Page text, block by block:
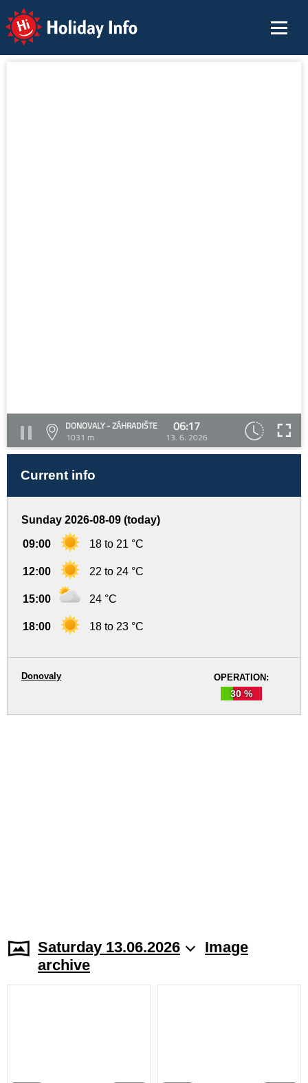
Holiday Info
DONOVALY - ZÁHRADIŠTE
1031 m
06:17
13. 6. 2026
Current info
Sunday 2026-08-09 (today)
09:00 18 to 21 °C
12:00 22 to 24 °C
15:00 24 °C
18:00 18 to 23 °C
OPERATION:
30 %
Donovaly
Saturday 13.06.2026
Image
archive